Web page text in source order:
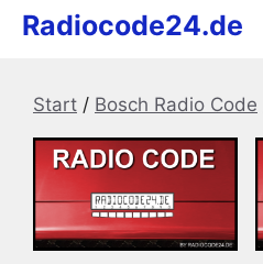
Radiocode24.de
Start / Bosch Radio Code